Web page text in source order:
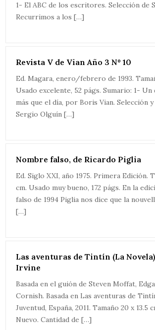
1- El ABC de los escritores. Selección de
Recurrimos a los […]
Revista V de Vian Año 3 Nº 10
Ed. Magara, enero/febrero de 1993.
Usado excelente, 52 págs. Sumario: 1- Un
más que el día, por Boris Vian. Selección
Sergio Olguín […]
Nombre falso, de Ricardo Piglia
Ed. Siglo XXI, año 1975. Primera Edición.
cm. Usado muy bueno, 172 págs. En la
falso de 1994 Piglia nos dice que la
[…]
Las aventuras de Tintín (La
Irvine
Basada en el guión de Steven Moffat,
Cornish. Basada en Las aventuras de
Juventud, España, 2011. Tamaño 20 x 13.5
Nuevo. Cantidad de […]